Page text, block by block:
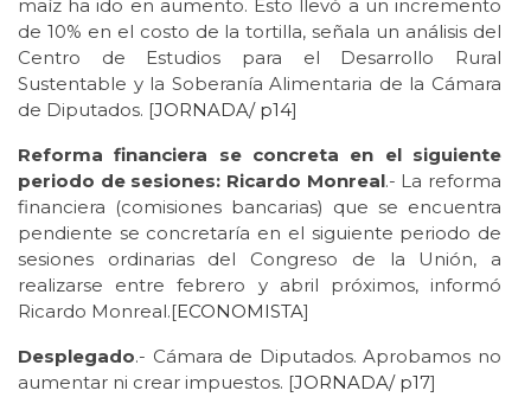
maíz ha ido en aumento. Esto llevó a un incremento
de 10% en el costo de la tortilla, señala un análisis del
Centro de Estudios para el Desarrollo Rural
Sustentable y la Soberanía Alimentaria de la Cámara
de Diputados. [JORNADA/ p14]
Reforma financiera se concreta en el siguiente
periodo de sesiones: Ricardo Monreal.- La reforma
financiera (comisiones bancarias) que se encuentra
pendiente se concretaría en el siguiente periodo de
sesiones ordinarias del Congreso de la Unión, a
realizarse entre febrero y abril próximos, informó
Ricardo Monreal.[ECONOMISTA]
Desplegado.- Cámara de Diputados. Aprobamos no
aumentar ni crear impuestos. [JORNADA/ p17]